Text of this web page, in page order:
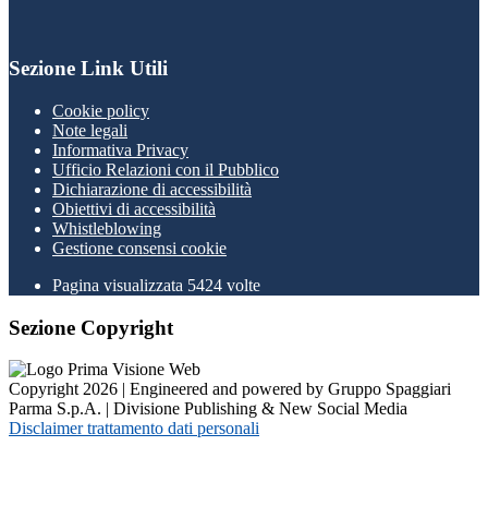
Sezione Link Utili
Cookie policy
Note legali
Informativa Privacy
Ufficio Relazioni con il Pubblico
Dichiarazione di accessibilità
Obiettivi di accessibilità
Whistleblowing
Gestione consensi cookie
Pagina visualizzata 5424 volte
Sezione Copyright
Copyright 2026 | Engineered and powered by Gruppo Spaggiari
Parma S.p.A. | Divisione Publishing & New Social Media
Disclaimer trattamento dati personali